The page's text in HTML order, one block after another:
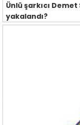
Ünlü şarkıcı
yakalandı?